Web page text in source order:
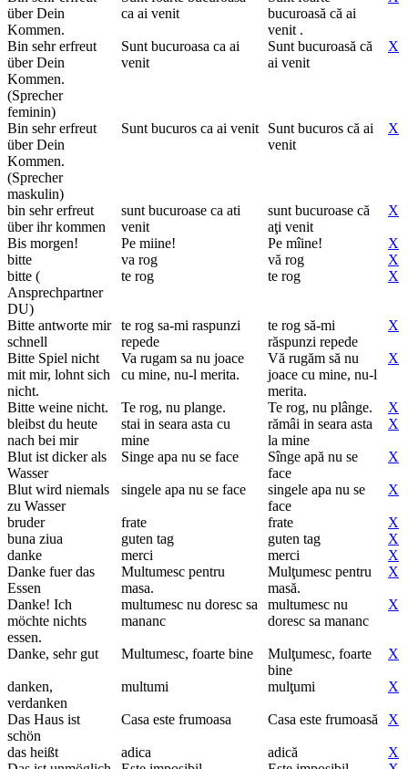
über Dein
Kommen.
ca ai venit
bucuroasă că ai
venit .
Bin sehr erfreut
über Dein
Kommen.
(Sprecher
feminin)
Sunt bucuroasa ca ai
venit
Sunt bucuroasă că
ai venit
X
Bin sehr erfreut
über Dein
Kommen.
(Sprecher
maskulin)
Sunt bucuros ca ai venit
Sunt bucuros că ai
venit
X
bin sehr erfreut
über ihr kommen
sunt bucuroase ca ati
venit
sunt bucuroase că
aţi venit
X
Bis morgen! Pe miine! Pe mîine!
X
bitte
va rog vă rog
X
bitte (
Ansprechpartner
DU)
te rog te rog X
Bitte antworte mir
schnell
te rog sa-mi raspunzi
repede
te rog să-mi
răspunzi repede
X
Bitte Spiel nicht
mit mir, lohnt sich
nicht.
Va rugam sa nu joace
cu mine, nu-l merita.
Vă rugăm să nu
joace cu mine, nu-l
merita.
X
Bitte weine nicht. Te rog, nu plange. Te rog, nu plânge.
X
bleibst du heute
nach bei mir
stai in seara asta cu
mine
rămâi in seara asta
la mine
X
Blut ist dicker als
Wasser
Singe apa nu se face
Sînge apă nu se
face
X
Blut wird niemals
zu Wasser
singele apa nu se face
singele apa nu se
face
X
bruder frate frate
X
buna ziua
guten tag guten tag
X
danke
merci merci
X
Danke fuer das
Essen
Multumesc pentru
masa.
Mulţumesc pentru
masă.
X
Danke! Ich
möchte nichts
essen.
multumesc nu doresc sa
mananc
multumesc nu
doresc sa mananc
X
Danke, sehr gut Multumesc, foarte bine
Mulţumesc, foarte
bine
X
danken,
verdanken
multumi mulţumi X
Das Haus ist
schön
Casa este frumoasa Casa este frumoasă X
das heißt adica adică
X